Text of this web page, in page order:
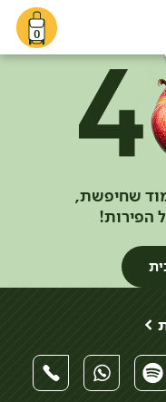
0
שחיפשת,
הפירות!
>